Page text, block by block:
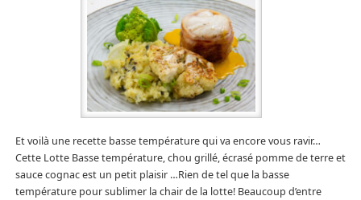
Et voilà une recette basse température qui va encore vous ravir…
Cette Lotte Basse température, chou grillé, écrasé pomme de terre et
sauce cognac est un petit plaisir …Rien de tel que la basse
température pour sublimer la chair de la lotte! Beaucoup d’entre